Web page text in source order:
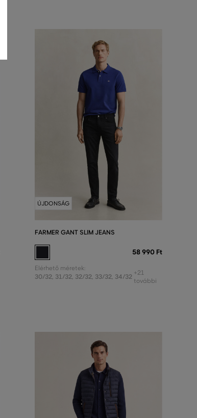
ÚJDONSÁG
FARMER GANT SLIM JEANS
58 990 Ft
Elérhető méretek:
30/32, 31/32, 32/32, 33/32, 34/32 +21
további